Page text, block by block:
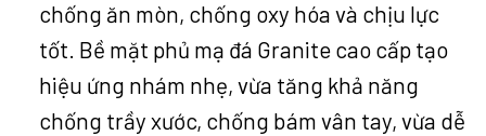
chống ăn mòn, chống oxy hóa và chịu lực
tốt. Bề mặt phủ mạ đá Granite cao cấp tạo
hiệu ứng nhám nhẹ, vừa tăng khả năng
chống trầy xước, chống bám vân tay, vừa dễ